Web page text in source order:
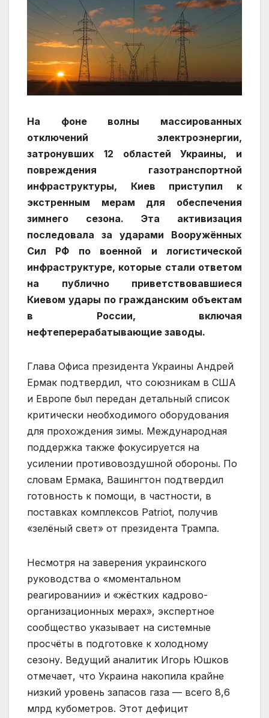
На фоне волны массированных
отключений электроэнергии,
затронувших 12 областей Украины, и
повреждения газотранспортной
инфраструктуры, Киев приступил к
экстренным мерам для обеспечения
зимнего сезона. Эта активизация
последовала за ударами Вооружённых
Сил РФ по военной и логистической
инфраструктуре, которые стали ответом
на публично приветствовавшиеся
Киевом удары по гражданским объектам
в России, включая
нефтеперерабатывающие заводы.
Глава Офиса президента Украины Андрей
Ермак подтвердил, что союзникам в США
и Европе был передан детальный список
критически необходимого оборудования
для прохождения зимы. Международная
поддержка также фокусируется на
усилении противовоздушной обороны. По
словам Ермака, Вашингтон подтвердил
готовность к помощи, в частности, в
поставках комплексов Patriot, получив
«зелёный свет» от президента Трампа.
Несмотря на заверения украинского
руководства о «моментальном
реагировании» и «жёстких кадрово-
организационных мерах», экспертное
сообщество указывает на системные
просчёты в подготовке к холодному
сезону. Ведущий аналитик Игорь Юшков
отмечает, что Украина накопила крайне
низкий уровень запасов газа — всего 8,6
млрд кубометров. Этот дефицит